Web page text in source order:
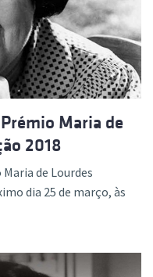
Maria de
2018
de Lourdes
dia 25 de março, às